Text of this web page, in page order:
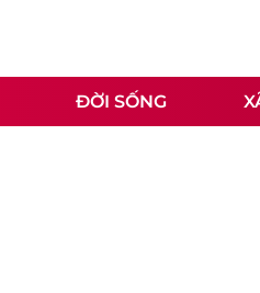
ĐỜI SỐNG